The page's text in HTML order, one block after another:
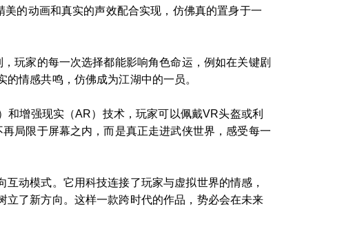
的动画和真实的声效配合实现，仿佛真的置身于一
玩家的每一次选择都能影响角色命运，例如在关键剧
情感共鸣，仿佛成为江湖中的一员。
和增强现实（AR）技术，玩家可以佩戴VR头盔或利
局限于屏幕之内，而是真正走进武侠世界，感受每一
动模式。它用科技连接了玩家与虚拟世界的情感，
了新方向。这样一款跨时代的作品，势必会在未来